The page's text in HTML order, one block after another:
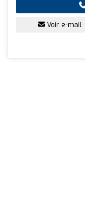
Voir e-mail